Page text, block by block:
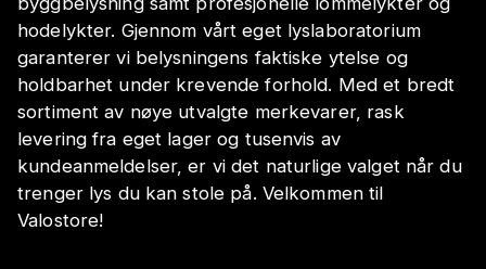
hodelykter. Gjennom vårt eget lyslaboratorium
garanterer vi belysningens faktiske ytelse og
holdbarhet under krevende forhold. Med et bredt
sortiment av nøye utvalgte merkevarer, rask
levering fra eget lager og tusenvis av
kundeanmeldelser, er vi det naturlige valget når du
trenger lys du kan stole på. Velkommen til
Valostore!